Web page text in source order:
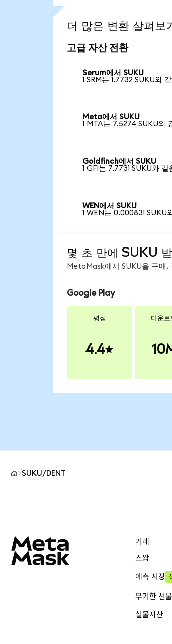
더 많은 변환 살펴보
고급 자산 전환
Serum에서 SUKU
1 SRM는 1.7732 SUKU와
Meta에서 SUKU
1 MTA는 7.5274 SUKU와
Goldfinch에서 SUKU
1 GFI는 7.7731 SUKU와 같
WEN에서 SUKU
1 WEN는 0.000831 SUKU
몇 초 만에 SUKU
MetaMask에서 SUKU을 구매,
Google Play
평점
4.4
다운로
SUKU/DENT
거래
스왑
예측 시장
무기한 선물
실물자산